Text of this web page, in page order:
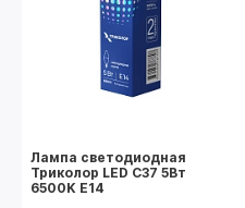
Лампа светодиодная
Триколор LED C37 5Вт
6500K E14